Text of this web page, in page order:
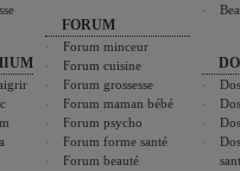
FORUM
Forum minceur
Forum cuisine
Forum grossesse
Forum maman bébé
Forum psycho
Forum forme santé
Forum beauté